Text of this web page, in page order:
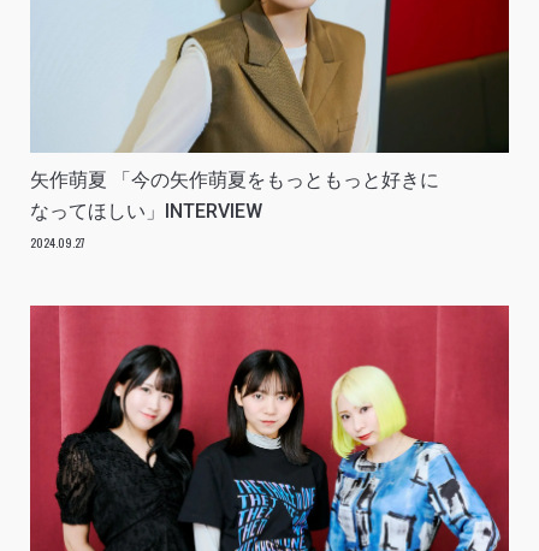
矢作萌夏 「今の矢作萌夏をもっともっと好きに
なってほしい」INTERVIEW
2024.09.27